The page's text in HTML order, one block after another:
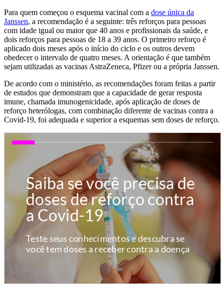
Para quem começou o esquema vacinal com a dose única da
Janssen, a recomendação é a seguinte: três reforços para pessoas
com idade igual ou maior que 40 anos e profissionais da saúde, e
dois reforços para pessoas de 18 a 39 anos. O primeiro reforço é
aplicado dois meses após o início do ciclo e os outros devem
obedecer o intervalo de quatro meses. A orientação é que também
sejam utilizadas as vacinas AstraZeneca, Pfizer ou a própria Janssen.
De acordo com o ministério, as recomendações foram feitas a partir
de estudos que demonstram que a capacidade de gerar resposta
imune, chamada imunogenicidade, após aplicação de doses de
reforço heterólogas, com combinação diferente de vacinas contra a
Covid-19, foi adequada e superior a esquemas sem doses de reforço.